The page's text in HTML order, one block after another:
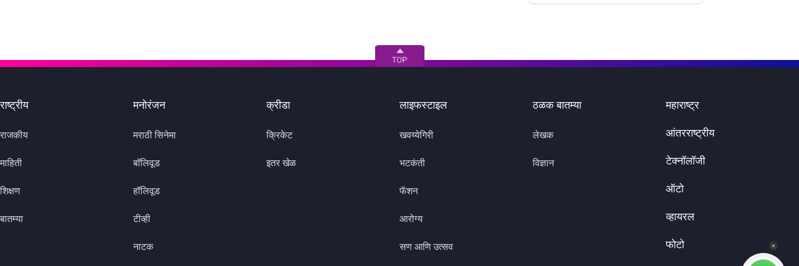
राष्ट्रीय
राजकीय
माहिती
शिक्षण
बातम्या
मनोरंजन
मराठी सिनेमा
बॉलिवूड
हॉलिवूड
टीव्ही
नाटक
क्रीडा
क्रिकेट
इतर खेळ
लाइफस्टाइल
खवय्येगिरी
भटकंती
फॅशन
आरोग्य
सण आणि उत्सव
ठळक बातम्या
लेखक
विज्ञान
महाराष्ट्र
आंतरराष्ट्रीय
टेक्नॉलॉजी
ऑटो
व्हायरल
फोटो